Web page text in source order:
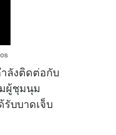
ลังติดต่อกับ
ผู้ชุมนุม
บบาดเจ็บ